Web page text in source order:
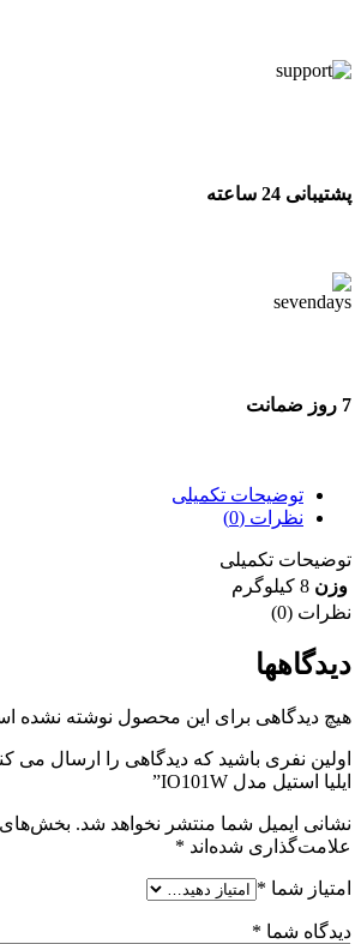
پشتیبانی 24 ساعته
7 روز ضمانت
توضیحات تکمیلی
نظرات (0)
توضیحات تکمیلی
وزن 8 کیلوگرم
نظرات (0)
دیدگاهها
هیچ دیدگاهی برای این محصول نوشته نشده
اولین نفری باشید که دیدگاهی را ارسال می
ایلیا استیل مدل IO101W”
نشانی ایمیل شما منتشر نخواهد شد. بخش‌های
علامت‌گذاری شده‌اند *
امتیاز شما *
دیدگاه شما *